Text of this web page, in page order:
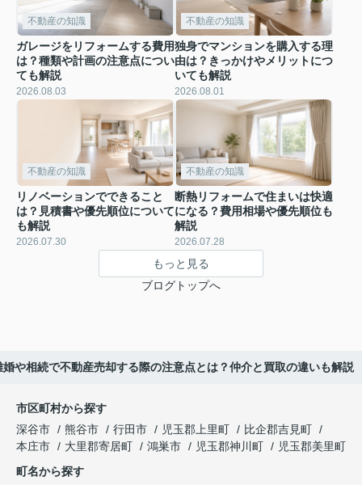
不動産の知識
ガレージをリフォームする費用
は？種類や計画の注意点につい
ても解説
2026.08.03
不動産の知識
独身でマンションを購入する理
由は？きっかけやメリットにつ
いても解説
2026.08.01
不動産の知識
リノベーションでできること
は？見積書や優先順位について
も解説
2026.07.30
不動産の知識
断熱リフォームで住まいは快適
になる？費用相場や優先順位も
解説
2026.07.28
もっと見る
ブログトップへ
婚や相続で不動産売却する際の注意点とは？仲介と買取の違いも解説
市区町村から探す
深谷市
熊谷市 行田市 児玉郡上里町
比企郡吉見町
本庄市
大里郡寄居町 鴻巣市 児玉郡神川町
児玉郡美里町
町名から探す